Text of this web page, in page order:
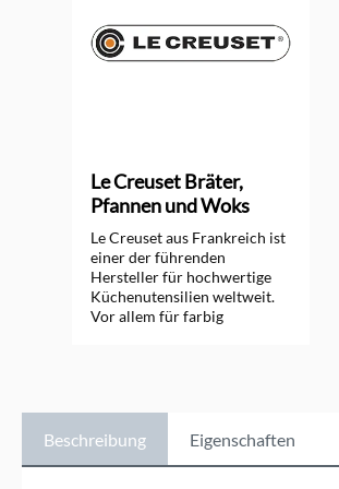
Le Creuset Bräter,
Pfannen und Woks
Le Creuset aus Frankreich ist
einer der führenden
Hersteller für hochwertige
Küchenutensilien weltweit.
Vor allem für farbig
Jahrzehnten bekannt.
Zusätzlich bietet Le Creuset
sehr gute Töpfe aus Edelstahl
und Aluminium, Küchen-
Beschreibung Eigenschaften